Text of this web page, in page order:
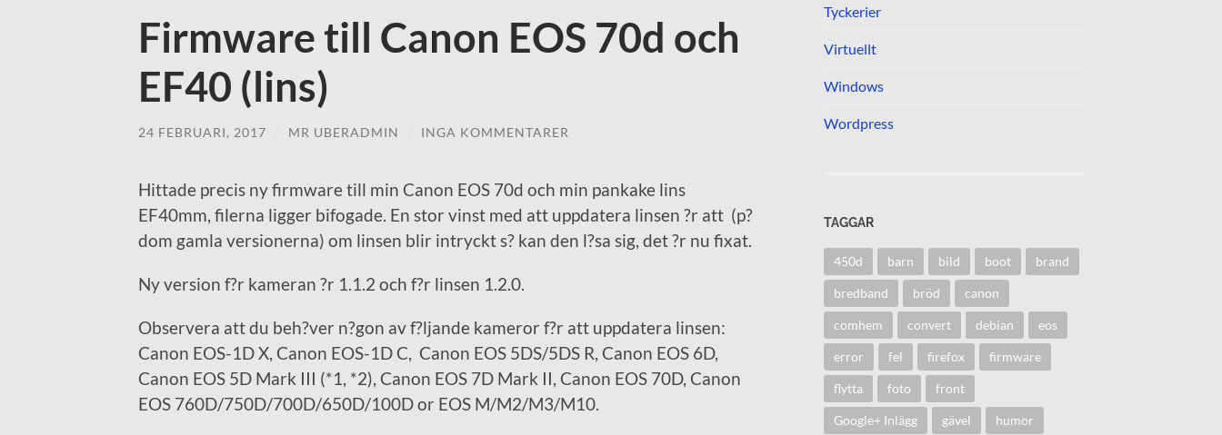
Firmware till Canon EOS 70d och
EF40 (lins)
24 FEBRUARI, 2017 MR UBERADMIN INGA KOMMENTARER
Hittade precis ny firmware till min Canon EOS 70d och min pankake lins
EF40mm, filerna ligger bifogade. En stor vinst med att uppdatera linsen ?r att (p?
dom gamla versionerna) om linsen blir intryckt s? kan den l?sa sig, det ?r nu fixat.
Ny version f?r kameran ?r 1.1.2 och f?r linsen 1.2.0.
Observera att du beh?ver n?gon av f?ljande kameror f?r att uppdatera linsen:
Canon EOS-1D X, Canon EOS-1D C, Canon EOS 5DS/5DS R, Canon EOS 6D,
Canon EOS 5D Mark III (*1, *2), Canon EOS 7D Mark II, Canon EOS 70D, Canon
EOS 760D/750D/700D/650D/100D or EOS M/M2/M3/M10.
Tyckerier
Virtuellt
Windows
Wordpress
TAGGAR
450d barn bild boot brand
bredband bröd canon
comhem convert debian eos
error fel firefox firmware
flytta foto front
Google+ Inlägg gävel humor